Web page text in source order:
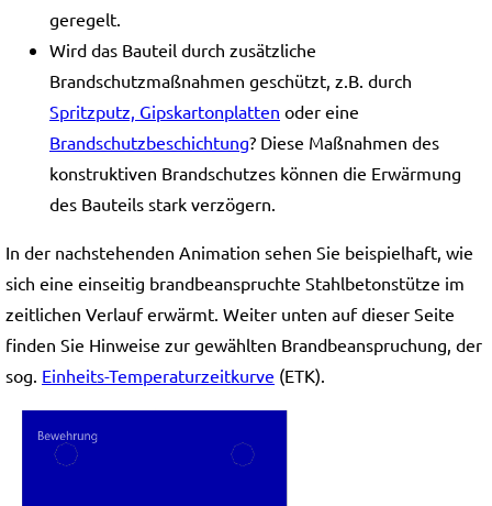
geregelt.
Wird das Bauteil durch zusätzliche
Brandschutzmaßnahmen geschützt, z.B. durch
Spritzputz, Gipskartonplatten oder eine
Brandschutzbeschichtung? Diese Maßnahmen des
konstruktiven Brandschutzes können die Erwärmung
des Bauteils stark verzögern.
In der nachstehenden Animation sehen Sie beispielhaft, wie
sich eine einseitig brandbeanspruchte Stahlbetonstütze im
zeitlichen Verlauf erwärmt. Weiter unten auf dieser Seite
finden Sie Hinweise zur gewählten Brandbeanspruchung, der
sog. Einheits-Temperaturzeitkurve (ETK).